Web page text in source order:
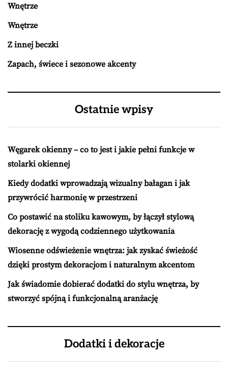
Wnętrze
Wnętrze
Z innej beczki
Zapach, świece i sezonowe akcenty
Ostatnie wpisy
Węgarek okienny – co to jest i jakie pełni funkcje w
stolarki okiennej
Kiedy dodatki wprowadzają wizualny bałagan i jak
przywrócić harmonię w przestrzeni
Co postawić na stoliku kawowym, by łączył stylową
dekorację z wygodą codziennego użytkowania
Wiosenne odświeżenie wnętrza: jak zyskać świeżość
dzięki prostym dekoracjom i naturalnym akcentom
Jak świadomie dobierać dodatki do stylu wnętrza, by
stworzyć spójną i funkcjonalną aranżację
Dodatki i dekoracje